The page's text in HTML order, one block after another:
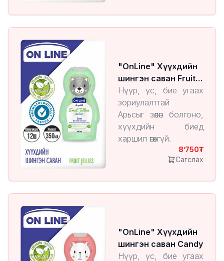
"OnLine" Хүүхдийн
шингэн саван Fruit
Jellies
Нүүр, үс, бие угаах
зориулалттай
Арьсыг зөөлөн болгоно,
хүүхдийн биед
харшил өгөхгүй.
8’750
Сагслах
"OnLine" Хүүхдийн
шингэн саван Candy
Нүүр, үс, бие угаах